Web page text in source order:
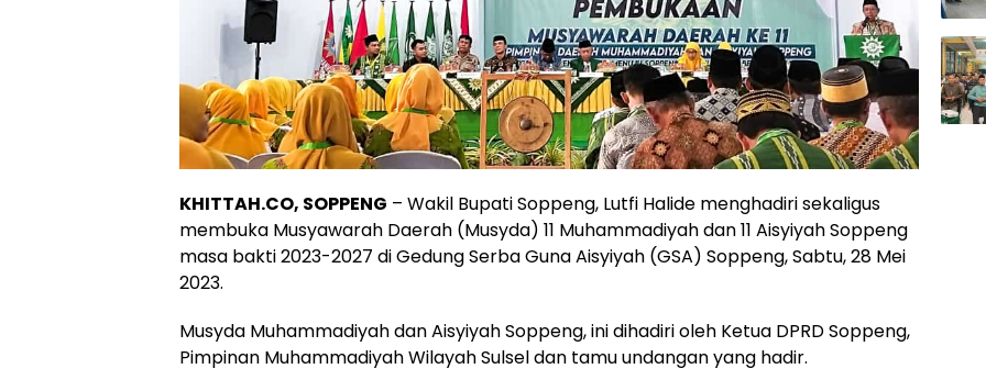
KHITTAH.CO, SOPPENG – Wakil Bupati Soppeng, Lutfi Halide menghadiri sekaligus
membuka Musyawarah Daerah (Musyda) 11 Muhammadiyah dan 11 Aisyiyah Soppeng
masa bakti 2023-2027 di Gedung Serba Guna Aisyiyah (GSA) Soppeng, Sabtu, 28 Mei
2023.
Musyda Muhammadiyah dan Aisyiyah Soppeng, ini dihadiri oleh Ketua DPRD Soppeng,
Pimpinan Muhammadiyah Wilayah Sulsel dan tamu undangan yang hadir.